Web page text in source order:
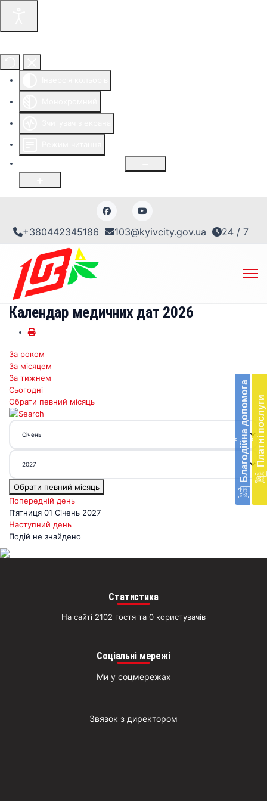
+380442345186 103@kyivcity.gov.ua 24 / 7
‹ Благодійна допомогав
‹ Платні послуги
Календар медичних дат 2026
За роком
За місяцем
За тижнем
Сьогодні
Обрати певний місяць
Обрати певний місяць
Попередній день
П’ятниця 01 Січень 2027
Наступний день
Подій не знайдено
Статистика
На сайті 2102 гостя та 0 користувачів
Соціальні мережі
Ми у соцмережах
Звязок з директором